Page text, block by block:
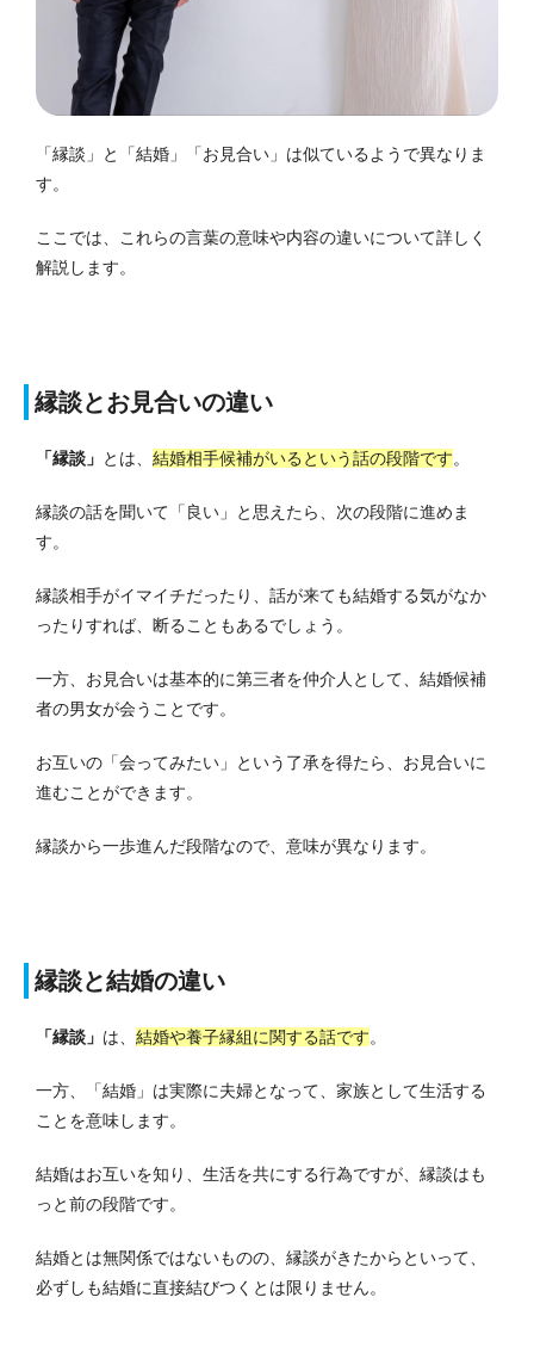
「縁談」と「結婚」「お見合い」は似ているようで異なりま
す。
ここでは、これらの言葉の意味や内容の違いについて詳しく
解説します。
縁談とお見合いの違い
「縁談」 とは、 結婚相手候補がいるという話の段階です。
縁談の話を聞いて「良い」と思えたら、次の段階に進めま
す。
縁談相手がイマイチだったり、話が来ても結婚する気がなか
ったりすれば、断ることもあるでしょう。
一方、お見合いは基本的に第三者を仲介人として、結婚候補
者の男女が会うことです。
お互いの「会ってみたい」という了承を得たら、お見合いに
進むことができます。
縁談から一歩進んだ段階なので、意味が異なります。
縁談と結婚の違い
「縁談」 は、 結婚や養子縁組に関する話です。
一方、「結婚」は実際に夫婦となって、家族として生活する
ことを意味します。
結婚はお互いを知り、生活を共にする行為ですが、縁談はも
っと前の段階です。
結婚とは無関係ではないものの、縁談がきたからといって、
必ずしも結婚に直接結びつくとは限りません。